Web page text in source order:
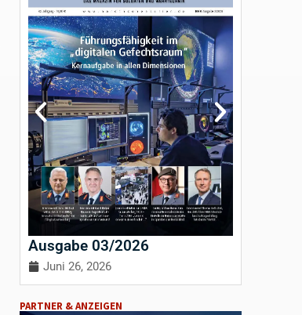
Ausgabe 03/2026
Juni 26, 2026
PARTNER & ANZEIGEN